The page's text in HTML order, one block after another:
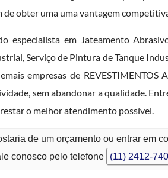
de obter uma uma vantagem
especialista em Jateamento
Serviço de Pintura de Tanque
empresas de
sem abandonar a qualidade.
o melhor atendimento possível.
de um orçamento ou entrar em
conosco pelo telefone
(11) 2412-